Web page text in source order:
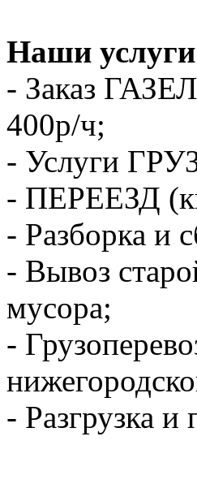
Наши
- Заказ
400р/ч;
- Услуги
- ПЕРЕЕЗД
- Разборка и
- Вывоз
мусора;
-
- Разгрузка и